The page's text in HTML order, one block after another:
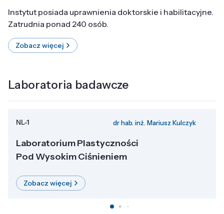
Instytut posiada uprawnienia doktorskie i habilitacyjne.
Zatrudnia ponad 240 osób.
Zobacz więcej
Laboratoria badawcze
NL-1 dr hab. inż. Mariusz Kulczyk
Laboratorium Plastyczności
Pod Wysokim Ciśnieniem
Zobacz więcej